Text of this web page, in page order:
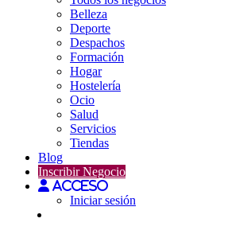
Belleza
Deporte
Despachos
Formación
Hogar
Hostelería
Ocio
Salud
Servicios
Tiendas
Blog
Inscribir Negocio
Acceso
Iniciar sesión